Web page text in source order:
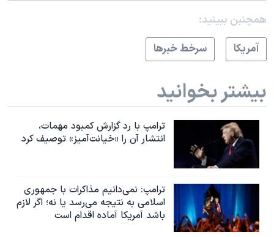
همچنبن ببینید:
آمريکا
سرخط خبرها
بیشتر بخوانید
ترامپ با رد گزارش کمبود مهمات،
انتشار آن را «خیانت‌آمیز» توصیف کرد
ترامپ: نمی‌دانیم مذاکرات با جمهوری
اسلامی به نتیجه می‌رسد یا نه؛ اگر لازم
باشد آمریکا آماده اقدام است